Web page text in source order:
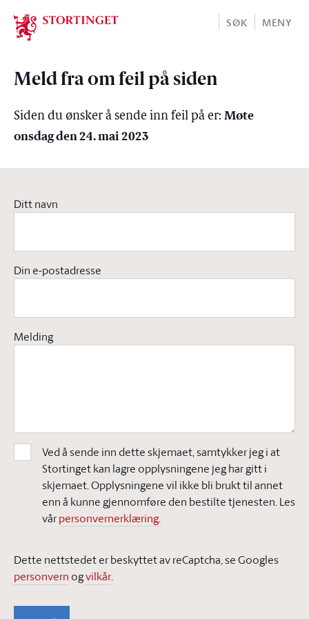
Stortinget.no
SØK MENY
Meld fra om feil på siden
Siden du ønsker å sende inn feil på er: Møte
onsdag den 24. mai 2023
Ditt navn
Din e-postadresse
Melding
Ved å sende inn dette skjemaet, samtykker jeg i at
Stortinget kan lagre opplysningene jeg har gitt i
skjemaet. Opplysningene vil ikke bli brukt til annet
enn å kunne gjennomføre den bestilte tjenesten. Les
vårpersonvernerklæring.
Dette nettstedet er beskyttet av reCaptcha, se Googles
personvern ogvilkår.